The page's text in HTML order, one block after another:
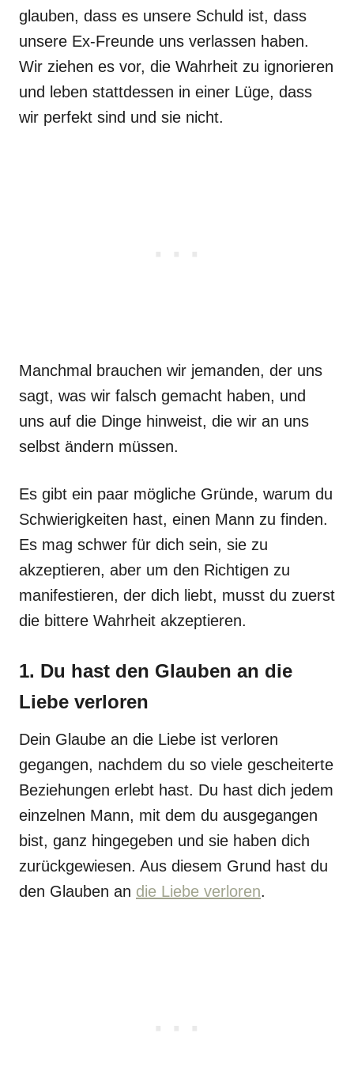
glauben, dass es unsere Schuld ist, dass
unsere Ex-Freunde uns verlassen haben.
Wir ziehen es vor, die Wahrheit zu ignorieren
und leben stattdessen in einer Lüge, dass
wir perfekt sind und sie nicht.
Manchmal brauchen wir jemanden, der uns
sagt, was wir falsch gemacht haben, und
uns auf die Dinge hinweist, die wir an uns
selbst ändern müssen.
Es gibt ein paar mögliche Gründe, warum du
Schwierigkeiten hast, einen Mann zu finden.
Es mag schwer für dich sein, sie zu
akzeptieren, aber um den Richtigen zu
manifestieren, der dich liebt, musst du zuerst
die bittere Wahrheit akzeptieren.
1. Du hast den Glauben an die
Liebe verloren
Dein Glaube an die Liebe ist verloren
gegangen, nachdem du so viele gescheiterte
Beziehungen erlebt hast. Du hast dich jedem
einzelnen Mann, mit dem du ausgegangen
bist, ganz hingegeben und sie haben dich
zurückgewiesen. Aus diesem Grund hast du
den Glauben an die Liebe verloren.